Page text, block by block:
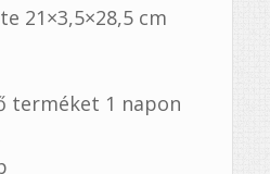
21×3,5×28,5 cm
terméket 1 napon